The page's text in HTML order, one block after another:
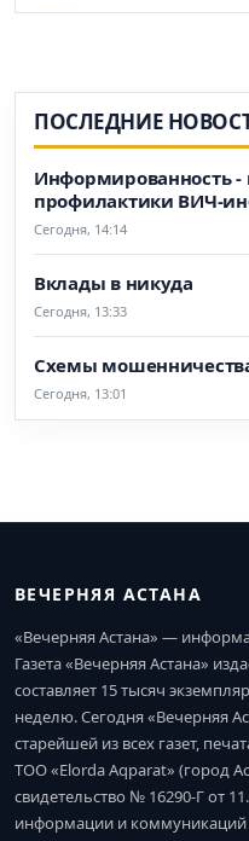
ПОСЛЕДНИЕ
Информированность -
профилактики ВИЧ-
Сегодня, 14:14
Вклады в никуда
Сегодня, 13:33
Схемы
Сегодня, 13:01
ВЕЧЕРНЯЯ АСТАНА
«Вечерняя Астана» —
Газета «Вечерняя Астана»
составляет 15 тысяч
неделю. Сегодня «Вечерняя
старейшей из всех газет,
ТОО «Elorda Aqparat» (город
свидетельство № 16290-Г от
информации и коммуникаций